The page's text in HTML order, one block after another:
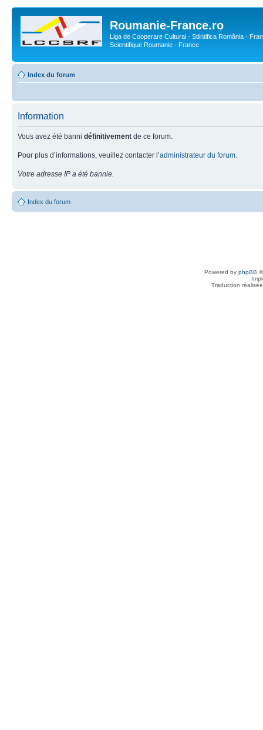
Roumanie-France.ro
Liga de Cooperare Cultural - Stiintifica România -
Scientifique Roumanie - France
Index du forum
Information
Vous avez été banni définitivement de ce forum.
Pour plus d’informations, veuillez contacter l’administrateur du forum
Votre adresse IP a été bannie.
Index du forum
Powered by phpBB
Traduction